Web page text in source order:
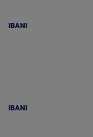
IBANI
IBANI